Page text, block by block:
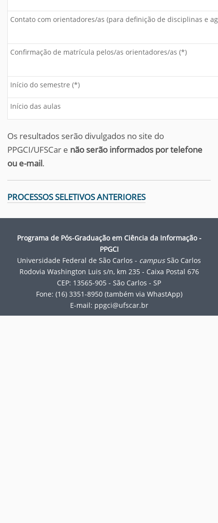
Contato com orientadores/as (para definição de disciplinas e
Confirmação de matrícula pelos/as orientadores/as (*)
Início do semestre (*)
Início das aulas
Os resultados serão divulgados no site do
PPGCI/UFSCar e não serão informados por telefone
ou e-mail.
PROCESSOS SELETIVOS ANTERIORES
Programa de Pós-Graduação em Ciência da Informação -
PPGCI
Universidade Federal de São Carlos - campusSão Carlos
Rodovia Washington Luis s/n, km 235 - Caixa Postal 676
CEP: 13565-905 - São Carlos - SP
Fone: (16) 3351-8950 (também via WhastApp)
E-mail: ppgci@ufscar.br